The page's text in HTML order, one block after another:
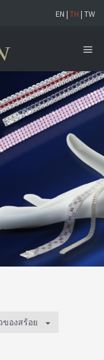
EN | TH | TW
ของสร้อย